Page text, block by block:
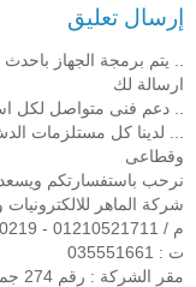
إرسال تعليق
.. يتم برمجة الجهاز
ارسالة لك
.. دعم فنى متواصل لكل
... لدينا كل مستلزمات
وقطاعى
نرحب باستفسارتكم
شركة الماهر للالكترونيات
م / 01210521711 - 01004370219
ت : 035551661
مقر